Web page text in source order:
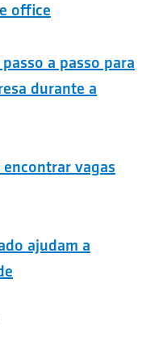
office
a passo para
durante a
vagas
ajudam a